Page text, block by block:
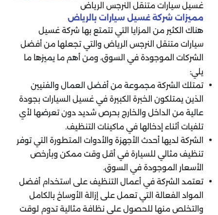
غسيل سيارات متنقل النرجس الرياض
مميزات شركة غسيل سيارات بالرياض
هناك الكثير من المزايا التي تتمتع بها شركة غسيل
سيارات متنقل النرجس الرياض والتي تجعلها من أفضل
الشركات الموجودة في السوق، ومن أهم ما يميزها ما
يلي:
تمتلك الشركة مجموعة من أفضل العمال والفنيين
الذين يمتلكون الخبرة الكبيرة في غسيل السيارات بجودة
عالية من الداخل والخارج بحرص شديد دون تعرضها لأي
تلفيات أثناء إدخالها في ماكينات التنظيف.
الشركة لديها أحدث الأجهزة والأدوات المتطورة التي توفر
تنظيف مثالي للسيارة في أقل وقت ممكن وبأرخص
الأسعار الموجودة في السوق.
تعتمد الشركة في أعمال التنظيف على استخدام أفضل
المواد الفعالة التي تعمل على إزالة الأوساخ بالكامل
والتخلص منها للحصول على نظافة مثالية تدوم لوقت